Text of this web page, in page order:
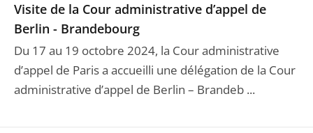
Visite de la Cour administrative d’appel de
Berlin - Brandebourg
Du 17 au 19 octobre 2024, la Cour administrative
d’appel de Paris a accueilli une délégation de la Cour
administrative d’appel de Berlin – Brandeb ...